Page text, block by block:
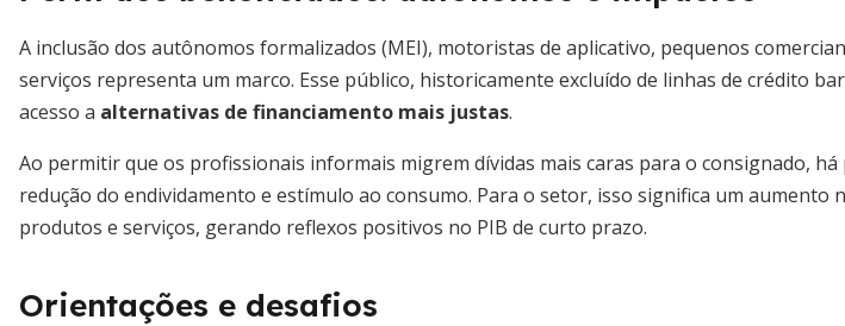
A inclusão dos autônomos formalizados (MEI), motoristas de aplicativo, pequenos
serviços representa um marco. Esse público, historicamente excluído de linhas de crédito
acesso a alternativas de financiamento mais justas.
Ao permitir que os profissionais informais migrem dívidas mais caras para o consignado,
redução do endividamento e estímulo ao consumo. Para o setor, isso significa um aumento
produtos e serviços, gerando reflexos positivos no PIB de curto prazo.
Orientações e desafios